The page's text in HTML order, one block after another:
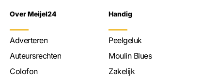
Over Meijel24
Adverteren
Auteursrechten
Colofon
Handig
Peelgeluk
Moulin Blues
Zakelijk